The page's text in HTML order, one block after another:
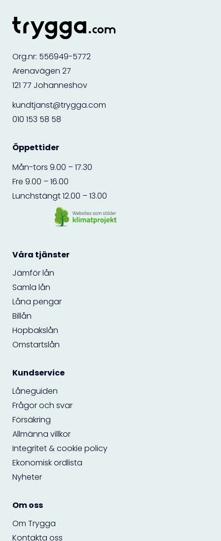
Org.nr: 556949-5772
Arenavägen 27
121 77 Johanneshov
kundtjanst@trygga.com
010 153 58 58
Öppettider
Mån-tors 9.00 – 17.30
Fre 9.00 – 16.00
Lunchstängt 12.00 – 13.00
Våra tjänster
Jämför lån
Samla lån
Låna pengar
Billån
Hopbakslån
Omstartslån
Kundservice
Låneguiden
Frågor och svar
Försäkring
Allmänna villkor
Integritet & cookie policy
Ekonomisk ordlista
Nyheter
Om oss
Om Trygga
Kontakta oss